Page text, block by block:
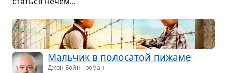
Маль­чик в поло­са­той пижаме
Джон Бойн · роман